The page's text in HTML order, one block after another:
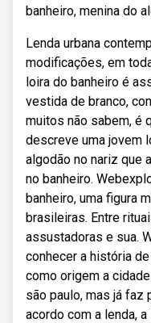
banheiro, menina do
Lenda urbana
modificações, em
loira do banheiro é
vestida de branco,
muitos não sabem, é
descreve uma jovem
algodão no nariz que
no banheiro.
banheiro, uma figura
brasileiras. Entre
assustadoras e sua.
conhecer a história
como origem a
são paulo, mas já faz
acordo com a lenda,